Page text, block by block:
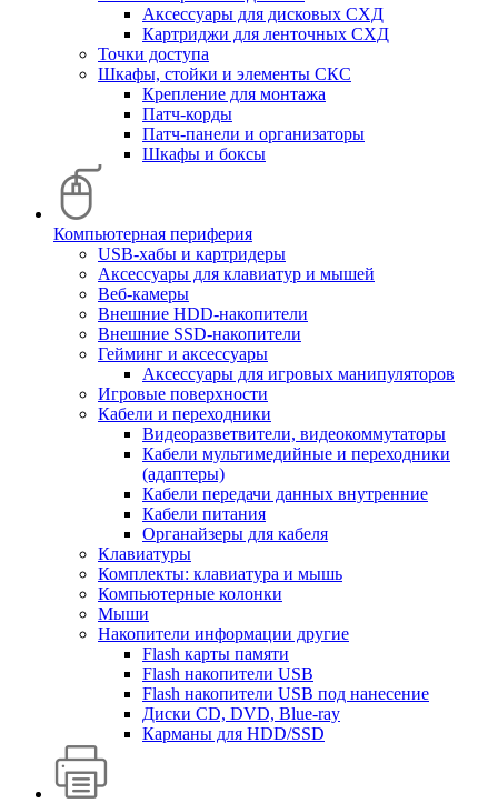
Аксессуары для дисковых СХД
Картриджи для ленточных СХД
Точки доступа
Шкафы, стойки и элементы СКС
Крепление для монтажа
Патч-корды
Патч-панели и организаторы
Шкафы и боксы
Компьютерная периферия
USB-хабы и картридеры
Аксессуары для клавиатур и мышей
Веб-камеры
Внешние HDD-накопители
Внешние SSD-накопители
Гейминг и аксессуары
Аксессуары для игровых манипуляторов
Игровые поверхности
Кабели и переходники
Видеоразветвители, видеокоммутаторы
Кабели мультимедийные и переходники
(адаптеры)
Кабели передачи данных внутренние
Кабели питания
Органайзеры для кабеля
Клавиатуры
Комплекты: клавиатура и мышь
Компьютерные колонки
Мыши
Накопители информации другие
Flash карты памяти
Flash накопители USB
Flash накопители USB под нанесение
Диски CD, DVD, Blue-ray
Карманы для HDD/SSD